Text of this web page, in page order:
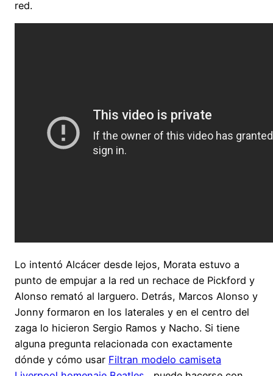
red.
Lo intentó Alcácer desde lejos, Morata estuvo a
punto de empujar a la red un rechace de Pickford y
Alonso remató al larguero. Detrás, Marcos Alonso y
Jonny formaron en los laterales y en el centro del
zaga lo hicieron Sergio Ramos y Nacho. Si tiene
alguna pregunta relacionada con exactamente
dónde y cómo usar Filtran modelo camiseta